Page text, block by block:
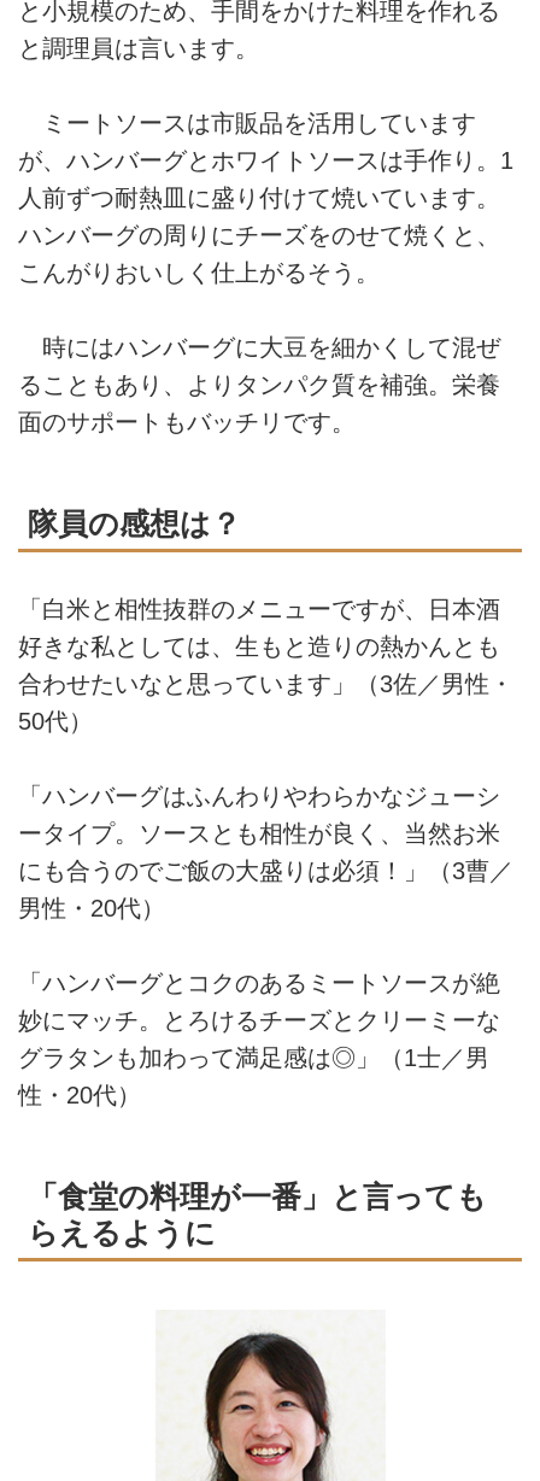
と小規模のため、手間をかけた料理を作れる
と調理員は言います。
ミートソースは市販品を活用しています
が、ハンバーグとホワイトソースは手作り。1
人前ずつ耐熱皿に盛り付けて焼いています。
ハンバーグの周りにチーズをのせて焼くと、
こんがりおいしく仕上がるそう。
時にはハンバーグに大豆を細かくして混ぜ
ることもあり、よりタンパク質を補強。栄養
面のサポートもバッチリです。
隊員の感想は？
「白米と相性抜群のメニューですが、日本酒
好きな私としては、生もと造りの熱かんとも
合わせたいなと思っています」（3佐／男性・
50代）
「ハンバーグはふんわりやわらかなジューシ
ータイプ。ソースとも相性が良く、当然お米
にも合うのでご飯の大盛りは必須！」（3曹／
男性・20代）
「ハンバーグとコクのあるミートソースが絶
妙にマッチ。とろけるチーズとクリーミーな
グラタンも加わって満足感は◎」（1士／男
性・20代）
「食堂の料理が一番」と言っても
らえるように